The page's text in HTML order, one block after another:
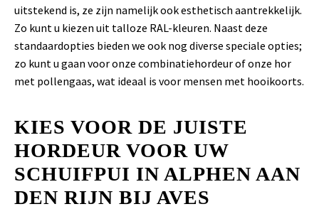
uitstekend is, ze zijn namelijk ook esthetisch aantrekkelijk.
Zo kunt u kiezen uit talloze RAL-kleuren. Naast deze
standaardopties bieden we ook nog diverse speciale opties;
zo kunt u gaan voor onze combinatiehordeur of onze hor
met pollengaas, wat ideaal is voor mensen met hooikoorts.
KIES VOOR DE JUISTE
HORDEUR VOOR UW
SCHUIFPUI IN ALPHEN AAN
DEN RIJN BIJ AVES